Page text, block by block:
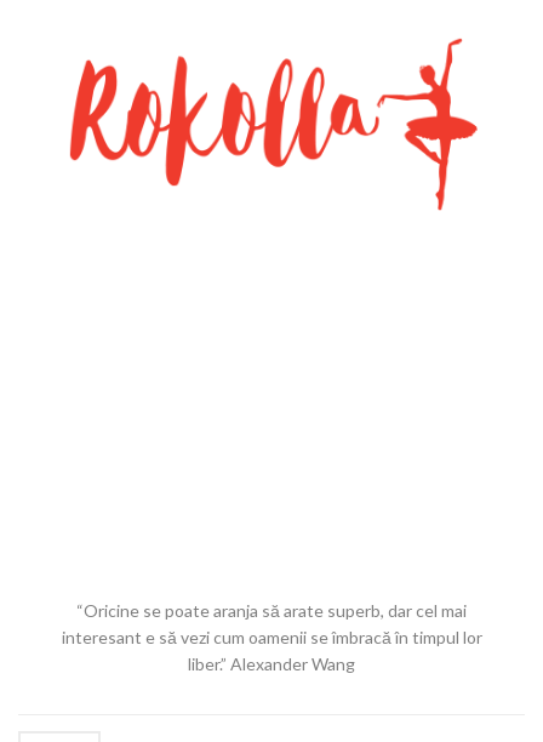
“Oricine se poate aranja să arate superb, dar cel mai
interesant e să vezi cum oamenii se îmbracă în timpul lor
liber.” Alexander Wang